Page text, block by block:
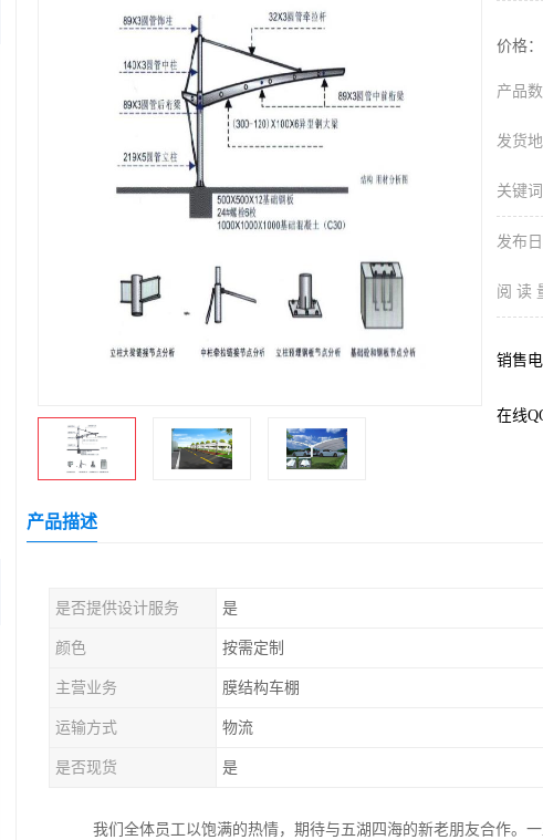
价格：
产品数
发货地
关键词
发布日
阅 读
销售电
在线
产品描述
是否提供设计服务 是
颜色 按需定制
主营业务 膜结构车棚
运输方式 物流
是否现货 是
我们全体员工以饱满的热情，期待与五湖四海的新老朋友合作。